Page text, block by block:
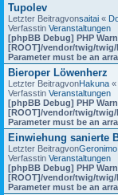
Tupolev
Letzter Beitragvonsaitai «
Verfasstin Veranstaltungen
[phpBB Debug] PHP
[ROOT]/vendor/twig/
Parameter must be an
Bieroper Löwenherz
Letzter BeitragvonHakuna «
Verfasstin Veranstaltungen
[phpBB Debug] PHP
[ROOT]/vendor/twig/
Parameter must be an
Einwiehung sanierte
Letzter BeitragvonGeronimo
Verfasstin Veranstaltungen
[phpBB Debug] PHP
[ROOT]/vendor/twig/
Parameter must be an